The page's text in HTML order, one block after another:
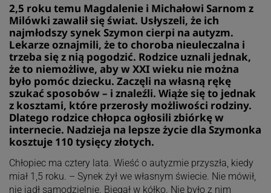
2,5 roku temu Magdalenie i Michałowi Sarnom z
Milówki zawalił się świat. Usłyszeli, że ich
najmłodszy synek Szymon cierpi na autyzm.
Lekarze oznajmili, że to choroba nieuleczalna i
trzeba się z nią pogodzić. Rodzice uznali jednak,
że to niemożliwe, aby w XXI wieku nie można
było pomóc dziecku. Zaczęli na własną rękę
szukać sposobów – i znaleźli. Wiąże się to jednak
z kosztami, które przerosły możliwości rodziny.
Dlatego rodzice chłopca ogłosili zbiórkę w
internecie. Nadzieja na lepsze życie dla Szymonka
kosztuje 110 tysięcy złotych.
Chłopiec ma cztery lata. Wieść o autyzmie przyszła, kiedy
miał 1,5 roku. – Synek żył we własnym świecie. Nie mówił,
nie jadł samodzielnie. Biegał w kółko. Nie było z nim